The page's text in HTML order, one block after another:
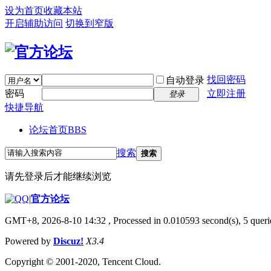
设为首页收藏本站
开启辅助访问 切换到窄版
自动登录 找回密码
密码
登录
立即注册
快捷导航
论坛首页BBS
搜索 搜索
请先登录后才能继续浏览
|官方论坛
GMT+8, 2026-8-10 14:32 , Processed in 0.010593 second(s), 5
Powered by Discuz! X3.4
Copyright © 2001-2020, Tencent Cloud.